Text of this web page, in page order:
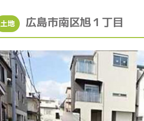
土地 広島市南区旭１丁目